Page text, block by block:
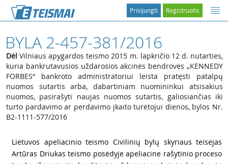
Registruotis
Prisijungti
BYLA 2-457-381/2016
Dėl Vilniaus apygardos teismo 2015 m. lapkričio 12 d. nutarties,
kuria bankrutavusios uždarosios akcinės bendrovės „KENNEDY
FORBES“ bankroto administratoriui leista pratęsti patalpų
nuomos sutartis arba, dabartiniam nuomininkui atsisakius
nuomos, pasirašyti naujas nuomos sutartis, galiosiančias iki
turto pardavimo ar perdavimo įkaito turėtojui dienos, bylos Nr.
B2-1111-577/2016
Lietuvos apeliacinio teismo Civilinių bylų skyriaus teisėjas
Artūras Driukas teismo posėdyje apeliacine rašytinio proceso